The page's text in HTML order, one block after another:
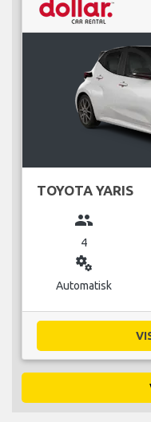
TOYOTA YARIS
group
4
miscellaneous_services
Automatisk